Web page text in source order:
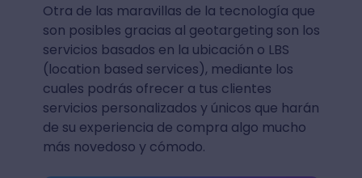
Otra de las maravillas de la tecnología que
son posibles gracias al geotargeting son los
servicios basados en la ubicación o LBS
(location based services), mediante los
cuales podrás ofrecer a tus clientes
servicios personalizados y únicos que harán
de su experiencia de compra algo mucho
más novedoso y cómodo.